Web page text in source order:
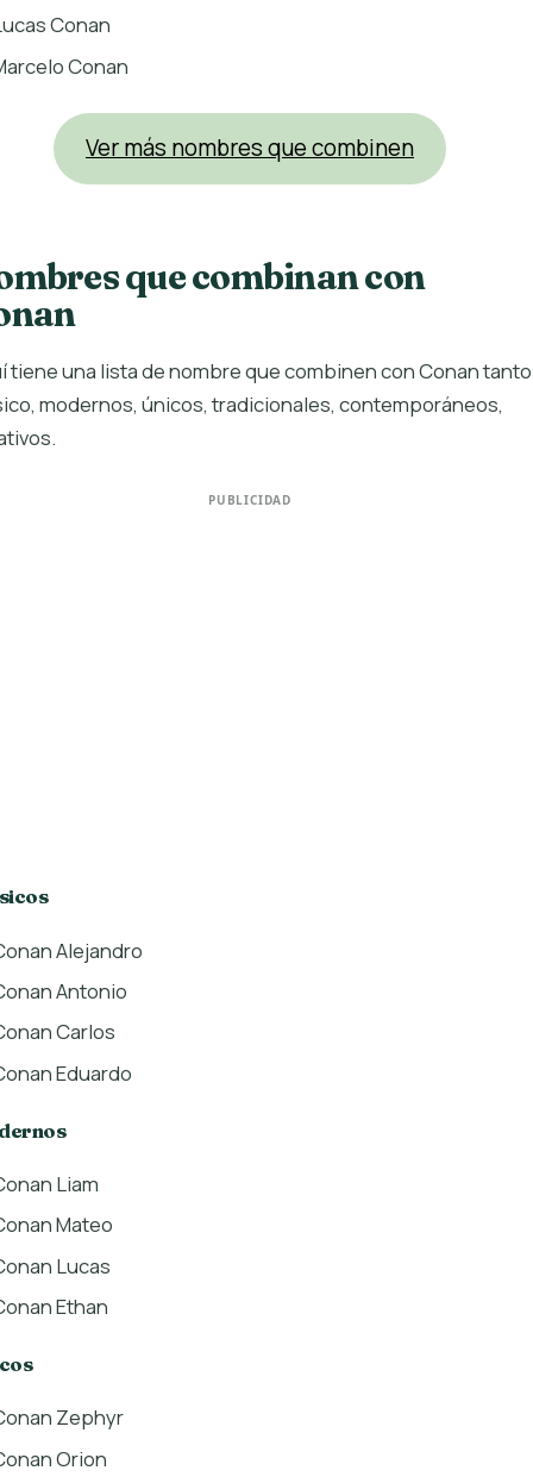
Conan
Conan
Ver más nombres que combinen
que combinan con
tiene una lista de nombre que combinen con Conan tanto
modernos, únicos, tradicionales, contemporáneos,
PUBLICIDAD
Alejandro
Antonio
Carlos
Eduardo
Liam
Mateo
Lucas
Ethan
Zephyr
Orion